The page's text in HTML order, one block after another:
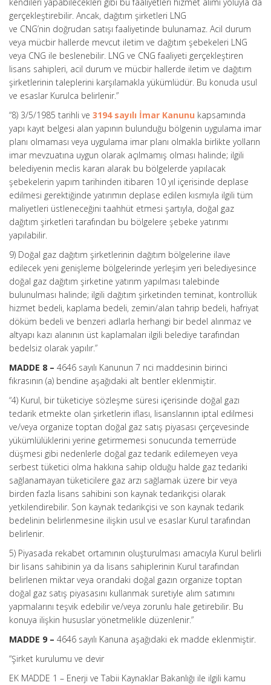
gerçekleştirebilir. Ancak, dağıtım şirketleri LNG
ve CNG’nin doğrudan satışı faaliyetinde bulunamaz. Acil durum
veya mücbir hallerde mevcut iletim ve dağıtım şebekeleri LNG
veya CNG ile beslenebilir. LNG ve CNG faaliyeti gerçekleştiren
lisans sahipleri, acil durum ve mücbir hallerde iletim ve dağıtım
şirketlerinin taleplerini karşılamakla yükümlüdür. Bu konuda usul
ve esaslar Kurulca belirlenir.”
“8) 3/5/1985 tarihli ve 3194 sayılı İmar Kanunu kapsamında
yapı kayıt belgesi alan yapının bulunduğu bölgenin uygulama imar
planı olmaması veya uygulama imar planı olmakla birlikte yolların
imar mevzuatına uygun olarak açılmamış olması halinde; ilgili
belediyenin meclis kararı alarak bu bölgelerde yapılacak
şebekelerin yapım tarihinden itibaren 10 yıl içerisinde deplase
edilmesi gerektiğinde yatırımın deplase edilen kısmıyla ilgili tüm
maliyetleri üstleneceğini taahhüt etmesi şartıyla, doğal gaz
dağıtım şirketleri tarafından bu bölgelere şebeke yatırımı
yapılabilir.
9) Doğal gaz dağıtım şirketlerinin dağıtım bölgelerine ilave
edilecek yeni genişleme bölgelerinde yerleşim yeri belediyesince
doğal gaz dağıtım şirketine yatırım yapılması talebinde
bulunulması halinde; ilgili dağıtım şirketinden teminat, kontrollük
hizmet bedeli, kaplama bedeli, zemin/alan tahrip bedeli, hafriyat
döküm bedeli ve benzeri adlarla herhangi bir bedel alınmaz ve
altyapı kazı alanının üst kaplamaları ilgili belediye tarafından
bedelsiz olarak yapılır.”
MADDE 8 – 4646 sayılı Kanunun 7 nci maddesinin birinci
fıkrasının (a) bendine aşağıdaki alt bentler eklenmiştir.
“4) Kurul, bir tüketiciye sözleşme süresi içerisinde doğal gazı
tedarik etmekte olan şirketlerin iflası, lisanslarının iptal edilmesi
ve/veya organize toptan doğal gaz satış piyasası çerçevesinde
yükümlülüklerini yerine getirmemesi sonucunda temerrüde
düşmesi gibi nedenlerle doğal gaz tedarik edilemeyen veya
serbest tüketici olma hakkına sahip olduğu halde gaz tedariki
sağlanamayan tüketicilere gaz arzı sağlamak üzere bir veya
birden fazla lisans sahibini son kaynak tedarikçisi olarak
yetkilendirebilir. Son kaynak tedarikçisi ve son kaynak tedarik
bedelinin belirlenmesine ilişkin usul ve esaslar Kurul tarafından
belirlenir.
5) Piyasada rekabet ortamının oluşturulması amacıyla Kurul belirli
bir lisans sahibinin ya da lisans sahiplerinin Kurul tarafından
belirlenen miktar veya orandaki doğal gazın organize toptan
doğal gaz satış piyasasını kullanmak suretiyle alım satımını
yapmalarını teşvik edebilir ve/veya zorunlu hale getirebilir. Bu
konuya ilişkin hususlar yönetmelikle düzenlenir.”
MADDE 9 – 4646 sayılı Kanuna aşağıdaki ek madde eklenmiştir.
“Şirket kurulumu ve devir
EK MADDE 1 – Enerji ve Tabii Kaynaklar Bakanlığı ile ilgili kamu